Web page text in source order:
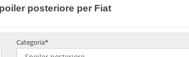
posteriore per Fiat
Categoria*